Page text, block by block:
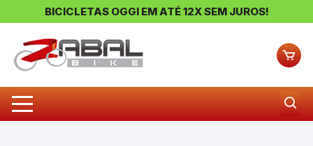
BICICLETAS OGGI EM ATÉ 12X SEM JUROS!